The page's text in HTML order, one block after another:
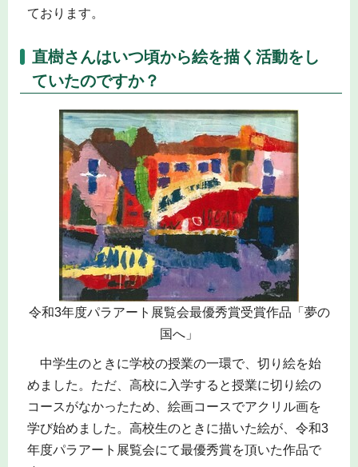
ております。
直樹さんはいつ頃から絵を描く活動をし
ていたのですか？
令和3年度パラアート展覧会最優秀賞受賞作品「夢の
国へ」
中学生のときに学校の授業の一環で、切り絵を始
めました。ただ、高校に入学すると授業に切り絵の
コースがなかったため、絵画コースでアクリル画を
学び始めました。高校生のときに描いた絵が、令和3
年度パラアート展覧会にて最優秀賞を頂いた作品で